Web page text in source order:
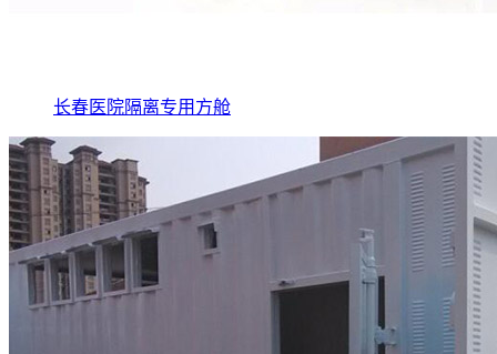
长春医院隔离专用方舱